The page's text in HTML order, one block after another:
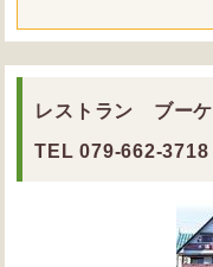
レストラン ブーケ
TEL 079-662-3718